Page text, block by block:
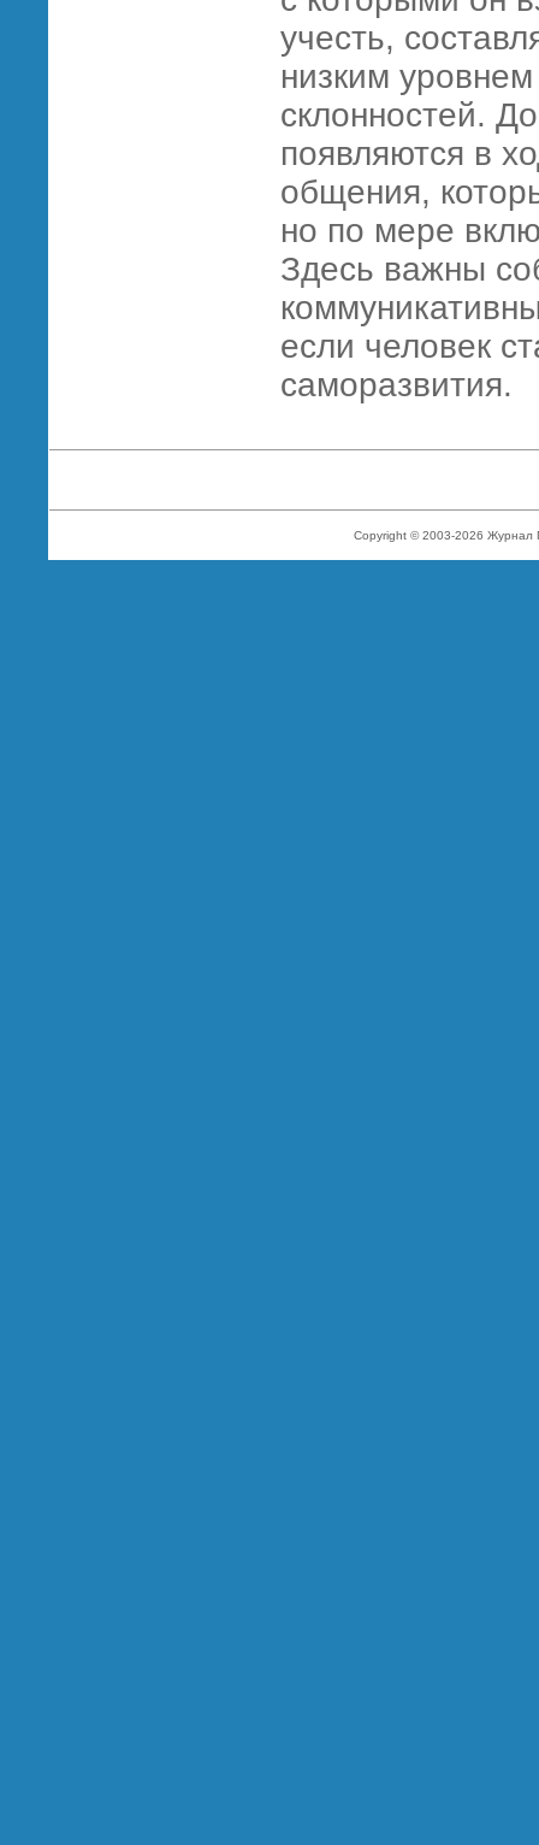
учесть,
низким
склонностей.
появляются в
общения,
но по мере
Здесь важны
если человек
саморазвития.
Copyright © 2003-2026 Журнал